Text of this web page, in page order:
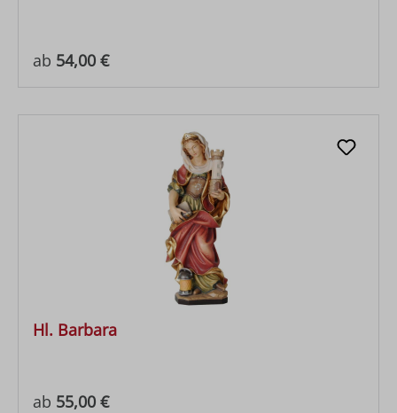
Regulärer Preis:
ab 54,00 €
Hl. Barbara
Regulärer Preis:
ab 55,00 €